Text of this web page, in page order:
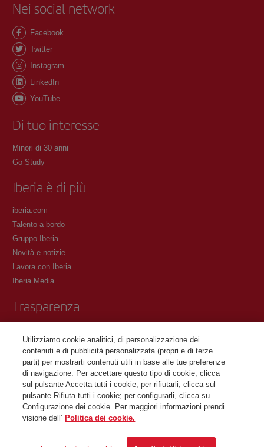
Nei social network
Facebook
Twitter
Instagram
LinkedIn
YouTube
Di tuo interesse
Minori di 30 anni
Go Study
Iberia è di più
iberia.com
Talento a bordo
Gruppo Iberia
Novità e notizie
Lavora con Iberia
Iberia Media
Trasparenza
Condizioni di registrazione su iberia.com
Informativa sulla protezione dei dati personali
Gestione e informativa sui cookie
Contattaci
©Iberia Joven 2026. Tutti i diritti riservati.
Utilizziamo cookie analitici, di personalizzazione dei
contenuti e di pubblicità personalizzata (propri e di terze
parti) per mostrarti contenuti utili in base alle tue preferenze
di navigazione. Per accettare questo tipo di cookie, clicca
sul pulsante Accetta tutti i cookie; per rifiutarli, clicca sul
pulsante Rifiuta tutti i cookie; per configurarli, clicca su
Configurazione dei cookie. Per maggiori informazioni prendi
visione dell' Politica dei cookie.